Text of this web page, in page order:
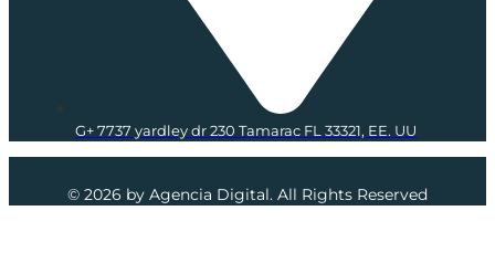
G+ 7737 yardley dr 230 Tamarac FL 33321, EE. UU
© 2026 by Agencia Digital. All Rights Reserved